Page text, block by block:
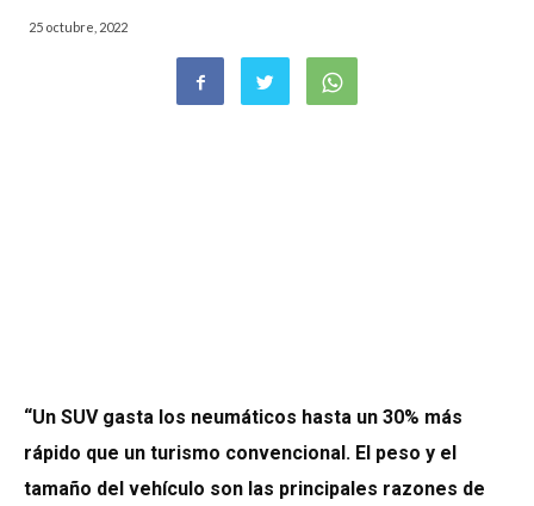
25 octubre, 2022
“Un SUV gasta los neumáticos hasta un 30% más
rápido que un turismo convencional. El peso y el
tamaño del vehículo son las principales razones de